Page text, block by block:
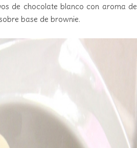
de chocolate blanco con aroma de
base de brownie.